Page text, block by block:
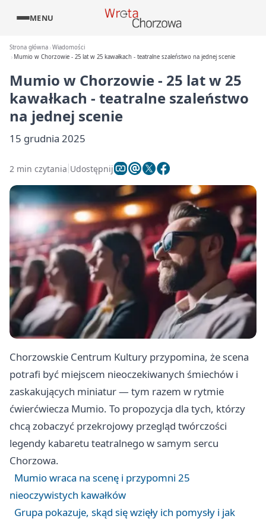
MENU
Strona główna Wiadomości
Mumio w Chorzowie - 25 lat w 25 kawałkach - teatralne szaleństwo na jednej scenie
Mumio w Chorzowie - 25 lat w 25
kawałkach - teatralne szaleństwo
na jednej scenie
15 grudnia 2025
2 min czytania Udostępnij
Chorzowskie Centrum Kultury przypomina, że scena
potrafi być miejscem nieoczekiwanych śmiechów i
zaskakujących miniatur — tym razem w rytmie
ćwierćwiecza Mumio. To propozycja dla tych, którzy
chcą zobaczyć przekrojowy przegląd twórczości
legendy kabaretu teatralnego w samym sercu
Chorzowa.
Mumio wraca na scenę i przypomni 25
nieoczywistych kawałków
Grupa pokazuje, skąd się wzięły ich pomysły i jak